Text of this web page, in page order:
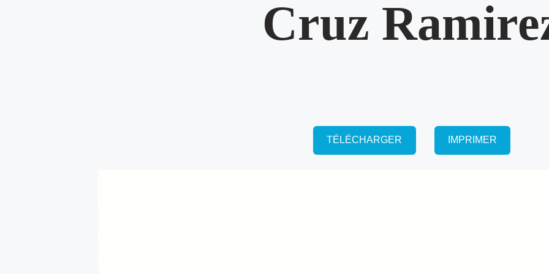
Cruz
TÉLÉCHARGER IMPRIMER